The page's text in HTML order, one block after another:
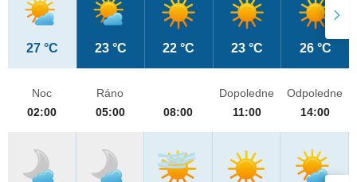
27 °C 23 °C 22 °C 23 °C 26 °C
Noc
02:00
Ráno
05:00
08:00
Dopoledne
11:00
Odpoledne
14:00